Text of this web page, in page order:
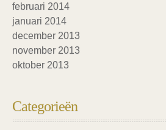
februari 2014
januari 2014
december 2013
november 2013
oktober 2013
Categorieën